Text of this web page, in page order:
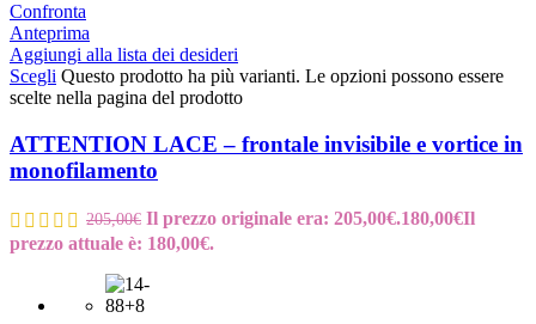
Confronta
Anteprima
Aggiungi alla lista dei desideri
Scegli Questo prodotto ha più varianti. Le opzioni possono essere
scelte nella pagina del prodotto
ATTENTION LACE – frontale invisibile e vortice in
monofilamento
205,00€ Il prezzo originale era: 205,00€.180,00€Il
prezzo attuale è: 180,00€.